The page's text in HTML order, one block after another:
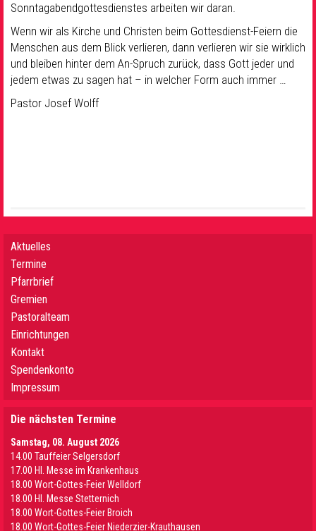
Sonntagabendgottesdienstes arbeiten wir daran.
Wenn wir als Kirche und Christen beim Gottesdienst-Feiern die
Menschen aus dem Blick verlieren, dann verlieren wir sie wirklich
und bleiben hinter dem An-Spruch zurück, dass Gott jeder und
jedem etwas zu sagen hat – in welcher Form auch immer …
Pastor Josef Wolff
Aktuelles
Termine
Pfarrbrief
Gremien
Pastoralteam
Einrichtungen
Kontakt
Spendenkonto
Impressum
Die nächsten Termine
Samstag, 08. August 2026
14.00 Tauffeier Selgersdorf
17.00 Hl. Messe im Krankenhaus
18.00 Wort-Gottes-Feier Welldorf
18.00 Hl. Messe Stetternich
18.00 Wort-Gottes-Feier Broich
18.00 Wort-Gottes-Feier Niederzier-Krauthausen